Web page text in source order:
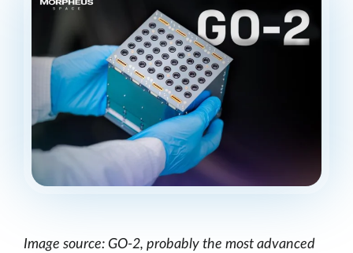
Image source: GO-2, probably the most advanced